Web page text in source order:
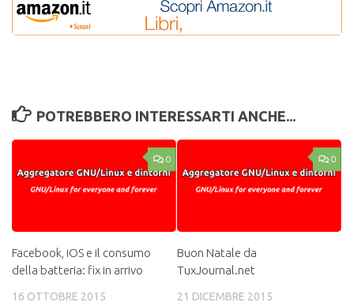
POTREBBERO INTERESSARTI ANCHE...
0
Facebook, iOS e il consumo
della batteria: fix in arrivo
16 OTTOBRE 2015
0
Buon Natale da
TuxJournal.net
21 DICEMBRE 2015